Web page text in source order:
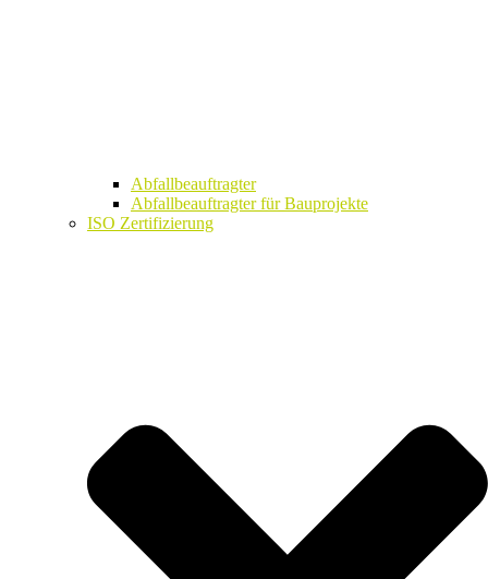
Abfallbeauftragter
Abfallbeauftragter für Bauprojekte
ISO Zertifizierung